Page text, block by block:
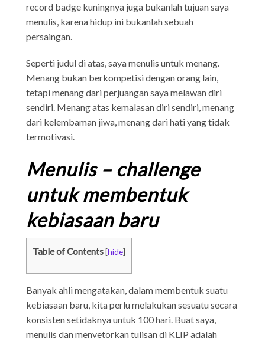
record badge kuningnya juga bukanlah tujuan saya
menulis, karena hidup ini bukanlah sebuah
persaingan.
Seperti judul di atas, saya menulis untuk menang.
Menang bukan berkompetisi dengan orang lain,
tetapi menang dari perjuangan saya melawan diri
sendiri. Menang atas kemalasan diri sendiri, menang
dari kelembaman jiwa, menang dari hati yang tidak
termotivasi.
Menulis – challenge
untuk membentuk
kebiasaan baru
Table of Contents[hide]
Banyak ahli mengatakan, dalam membentuk suatu
kebiasaan baru, kita perlu melakukan sesuatu secara
konsisten setidaknya untuk 100 hari. Buat saya,
menulis dan menyetorkan tulisan di KLIP adalah